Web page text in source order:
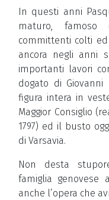
In questi anni
maturo, famoso
committenti colti
ancora negli anni
importanti lavori
dogato di
figura intera in
Maggior Consiglio
1797) ed il busto
di Varsavia.
Non desta
famiglia genovese
anche l’opera che